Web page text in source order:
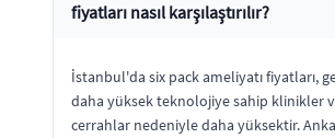
fiyatları nasıl karşılaştırılır?
İstanbul'da six pack ameliyatı fiyatları,
daha yüksek teknolojiye sahip klinikler
cerrahlar nedeniyle daha yüksektir.